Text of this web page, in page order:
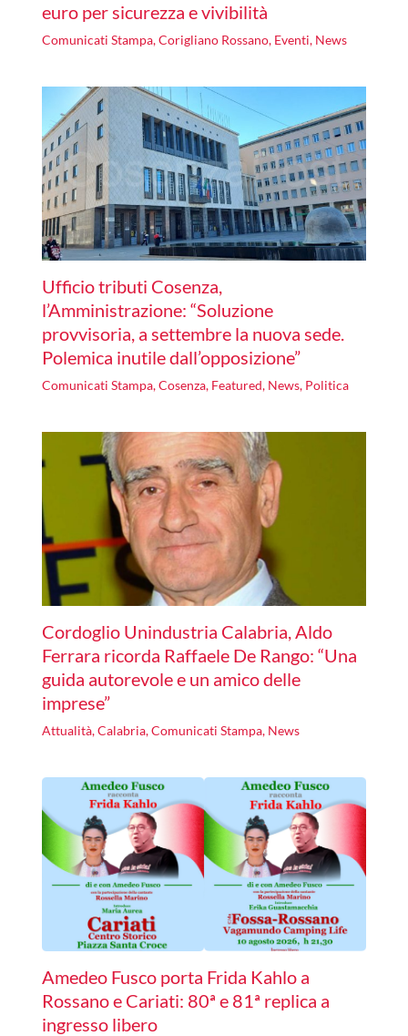
euro per sicurezza e vivibilità
Comunicati Stampa,Corigliano Rossano, Eventi, News
Ufficio tributi Cosenza,
l’Amministrazione: “Soluzione
provvisoria, a settembre la nuova sede.
Polemica inutile dall’opposizione”
Comunicati Stampa,Cosenza, Featured, News, Politica
Cordoglio Unindustria Calabria, Aldo
Ferrara ricorda Raffaele De Rango: “Una
guida autorevole e un amico delle
imprese”
Attualità,Calabria,Comunicati Stampa, News
Amedeo Fusco porta Frida Kahlo a
Rossano e Cariati: 80ª e 81ª replica a
ingresso libero